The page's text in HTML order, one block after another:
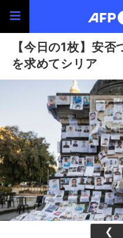
【今日の1枚】安
を求めてシリア
❮